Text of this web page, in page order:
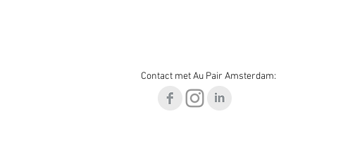
Contact met Au Pair Amsterdam: